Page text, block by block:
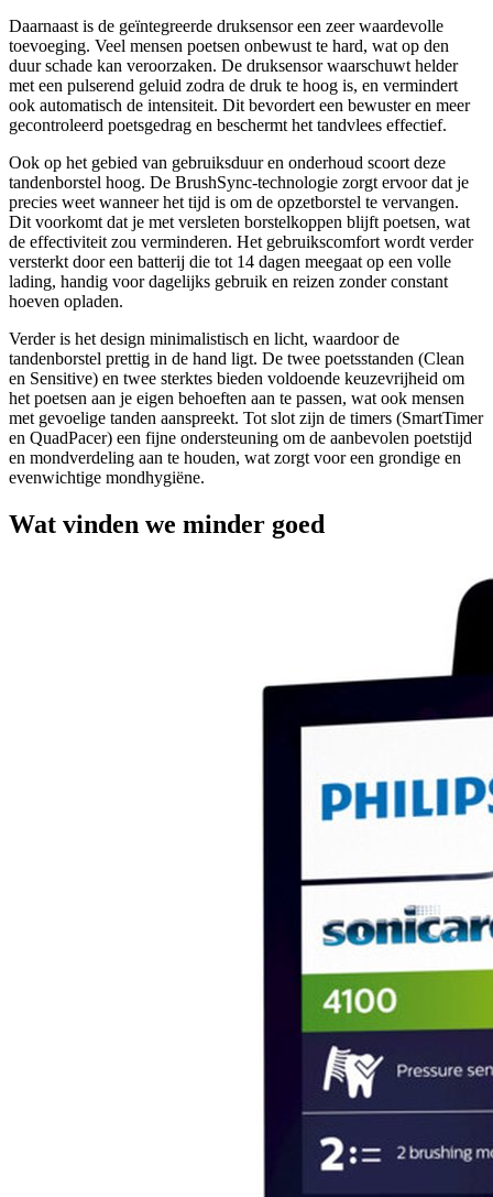
Daarnaast is de geïntegreerde druksensor een zeer waardevolle
toevoeging. Veel mensen poetsen onbewust te hard, wat op den
duur schade kan veroorzaken. De druksensor waarschuwt helder
met een pulserend geluid zodra de druk te hoog is, en vermindert
ook automatisch de intensiteit. Dit bevordert een bewuster en meer
gecontroleerd poetsgedrag en beschermt het tandvlees effectief.
Ook op het gebied van gebruiksduur en onderhoud scoort deze
tandenborstel hoog. De BrushSync-technologie zorgt ervoor dat je
precies weet wanneer het tijd is om de opzetborstel te vervangen.
Dit voorkomt dat je met versleten borstelkoppen blijft poetsen, wat
de effectiviteit zou verminderen. Het gebruikscomfort wordt verder
versterkt door een batterij die tot 14 dagen meegaat op een volle
lading, handig voor dagelijks gebruik en reizen zonder constant
hoeven opladen.
Verder is het design minimalistisch en licht, waardoor de
tandenborstel prettig in de hand ligt. De twee poetsstanden (Clean
en Sensitive) en twee sterktes bieden voldoende keuzevrijheid om
het poetsen aan je eigen behoeften aan te passen, wat ook mensen
met gevoelige tanden aanspreekt. Tot slot zijn de timers (SmartTimer
en QuadPacer) een fijne ondersteuning om de aanbevolen poetstijd
en mondverdeling aan te houden, wat zorgt voor een grondige en
evenwichtige mondhygiëne.
Wat vinden we minder goed